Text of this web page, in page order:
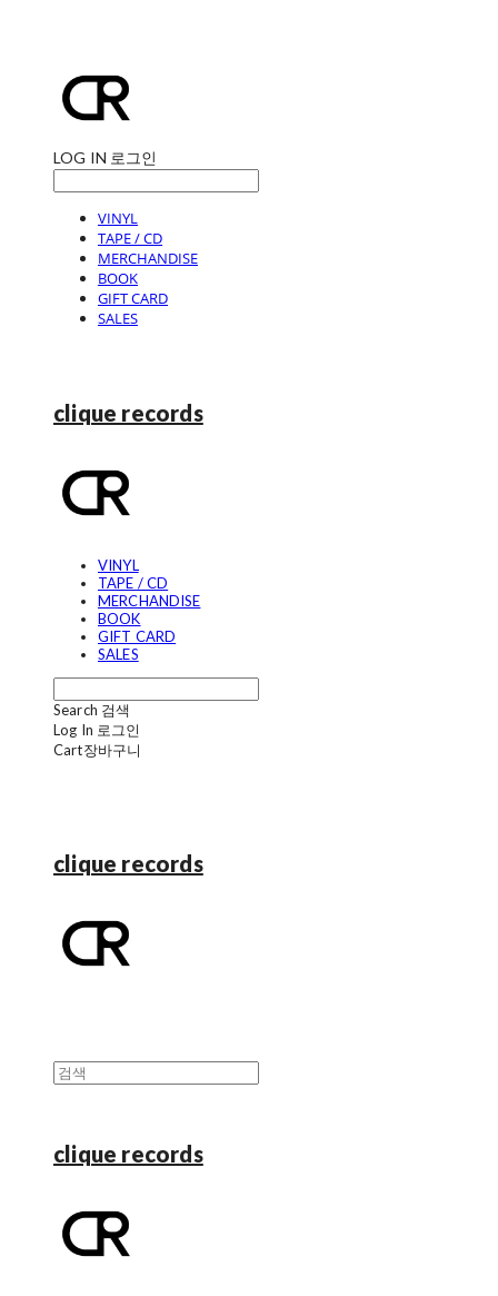
LOG IN 로그인
VINYL
TAPE / CD
MERCHANDISE
BOOK
GIFT CARD
SALES
clique records
VINYL
TAPE / CD
MERCHANDISE
BOOK
GIFT CARD
SALES
Search 검색
Log In 로그인
Cart장바구니
clique records
clique records